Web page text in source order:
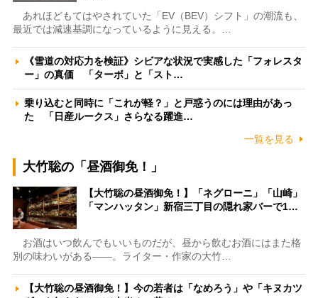
あれほどもてはやされていた「EV（BEV）シフト」の潮流も、
最近では減速基調になっているように見える。…
《雪道の対応力を検証》シビアな状況で実感した「フォレスタ
ー」の真価 「ターボ」と「スト…
乗り込むと同時に「これが軽？」と戸惑うのには理由があっ
た 「日産ルークス」さらなる躍進…
一覧を見る
大竹聡の「昼酒御免！」
【大竹聡の昼酒御免！】「ネグローニ」「山崎」
「マンハッタン」新宿三丁目の隠れ家バーで1…
お酒はいつ飲んでもいいものだが、昼から飲むお酒にはまた格
別の味わいがある――。ライター・作家の大竹…
【大竹聡の昼酒御免！】今の若者は「なめろう」や「キヌカツ